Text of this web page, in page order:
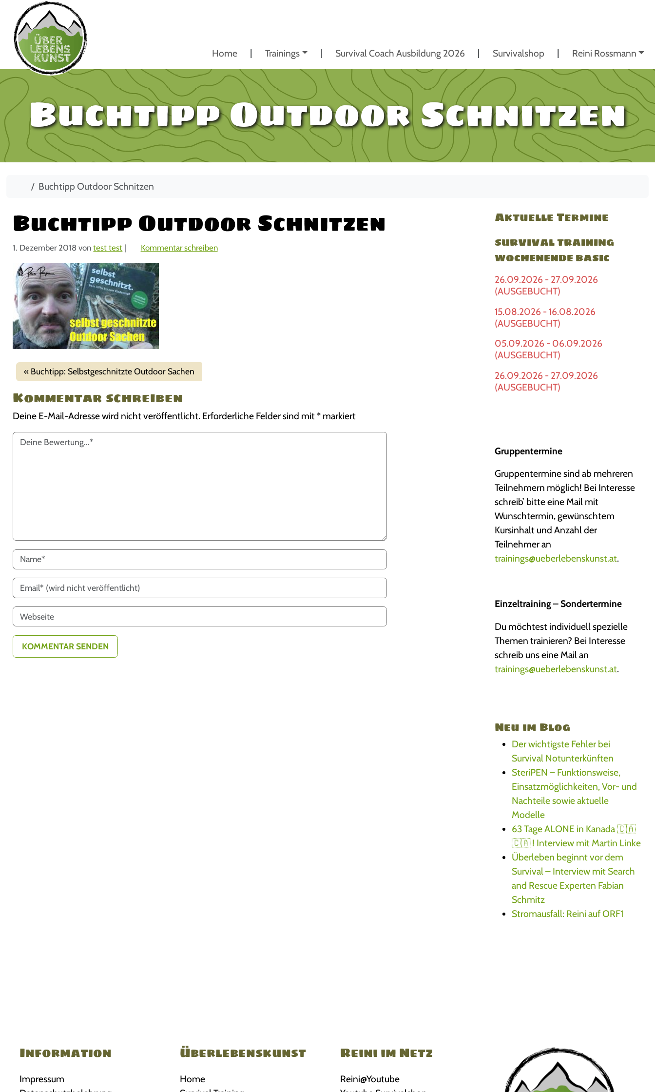
Home Trainings Survival Coach Ausbildung 2026 Survivalshop Reini Rossmann
Buchtipp Outdoor Schnitzen
StartBuchtipp Outdoor Schnitzen
Buchtipp Outdoor Schnitzen
1. Dezember 2018 vontest test | Kommentar schreiben
Buchtipp: Selbstgeschnitzte Outdoor Sachen
Kommentar schreiben
Deine E-Mail-Adresse wird nicht veröffentlicht. Erforderliche Felder sind mit* markiert
Aktuelle Termine
SURVIVAL TRAINING
WOCHENENDE BASIC
26.09.2026 - 27.09.2026
(AUSGEBUCHT)
15.08.2026 - 16.08.2026
(AUSGEBUCHT)
05.09.2026 - 06.09.2026
(AUSGEBUCHT)
26.09.2026 - 27.09.2026
(AUSGEBUCHT)
Gruppentermine
Gruppentermine sind ab mehreren
Teilnehmern möglich! Bei Interesse
schreib’ bitte eine Mail mit
Wunschtermin, gewünschtem
Kursinhalt und Anzahl der
Teilnehmer an
trainings@ueberlebenskunst.at.
Einzeltraining – Sondertermine
Du möchtest individuell spezielle
Themen trainieren? Bei Interesse
schreib uns eine Mail an
trainings@ueberlebenskunst.at.
Neu im Blog
Der wichtigste Fehler bei
Survival Notunterkünften
SteriPEN – Funktionsweise,
Einsatzmöglichkeiten, Vor- und
Nachteile sowie aktuelle
Modelle
63 Tage ALONE in Kanada 🇨🇦
🇨🇦 ! Interview mit Martin Linke
Überleben beginnt vor dem
Survival – Interview mit Search
and Rescue Experten Fabian
Schmitz
Stromausfall: Reini auf ORF1
Information
Impressum
Überlebenskunst
Home
Reini im Netz
Reini@Youtube